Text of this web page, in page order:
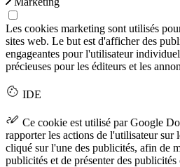
Les cookies marketing sont utilisés
sites web. Le but est d'afficher des
engageantes pour l'utilisateur
précieuses pour les éditeurs et les
IDE
Ce cookie est utilisé par Google
rapporter les actions de l'utilisateur sur
cliqué sur l'une des publicités, afin de
publicités et de présenter des